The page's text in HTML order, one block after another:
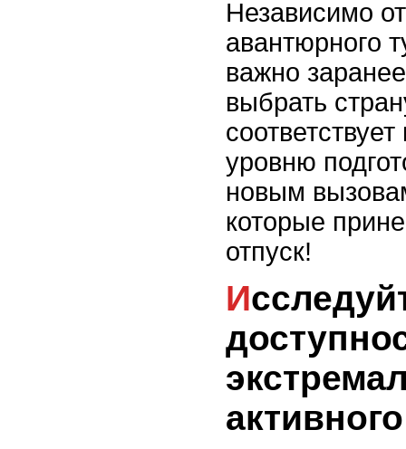
Независимо
авантюрного
важно
выбрать
уровню
новым
которые
отпуск!
Исследуйте